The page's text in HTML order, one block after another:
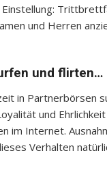
und Herren
und flirten…
in Partnerbörsen
und
im Internet.
Verhalten